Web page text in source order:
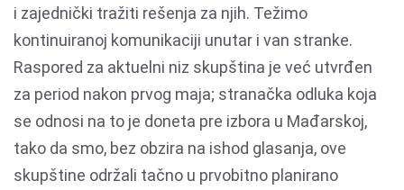
i zajednički tražiti rešenja za njih. Težimo
kontinuiranoj komunikaciji unutar i van stranke.
Raspored za aktuelni niz skupština je već utvrđen
za period nakon prvog maja; stranačka odluka koja
se odnosi na to je doneta pre izbora u Mađarskoj,
tako da smo, bez obzira na ishod glasanja, ove
skupštine održali tačno u prvobitno planirano